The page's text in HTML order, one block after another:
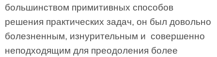
большинством примитивных способов
решения практических задач, он был довольно
болезненным, изнурительным и совершенно
неподходящим для преодоления более